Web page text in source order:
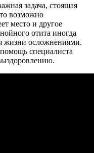
задача, стоящая
возможно
место и другое
отита иногда
жизни осложнениями.
специалиста